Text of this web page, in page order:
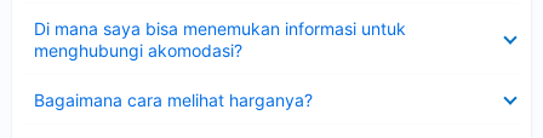
Di mana saya bisa menemukan informasi untuk
menghubungi akomodasi?
Bagaimana cara melihat harganya?